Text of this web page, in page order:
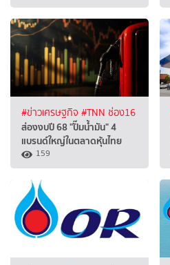
#ข่าวเศรษฐกิจ #TNN ช่อง16
ส่องงบปี 68 "ปั๊มน้ำมัน" 4
แบรนด์ใหญ่ในตลาดหุ้นไทย
159